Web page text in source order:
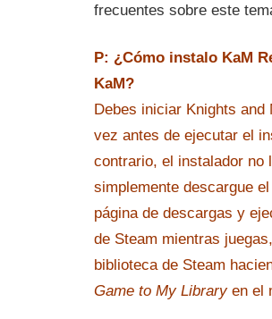
frecuentes sobre este
P: ¿Cómo instalo KaM
KaM?
Debes iniciar Knights and
vez antes de ejecutar el
contrario, el instalador no
simplemente descargue
página de descargas y
de Steam mientras
biblioteca de Steam
Game to My Library en el